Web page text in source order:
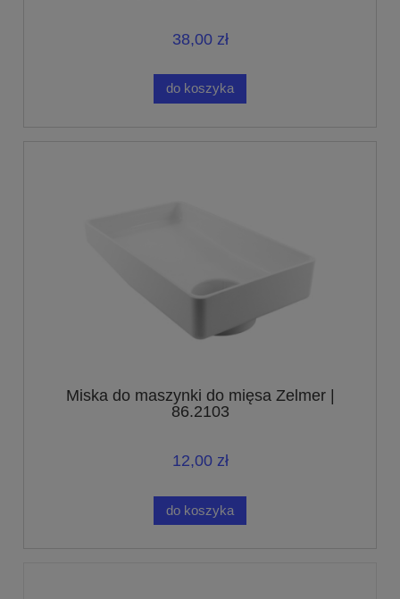
38,00 zł
do koszyka
Miska do maszynki do mięsa Zelmer |
86.2103
12,00 zł
do koszyka